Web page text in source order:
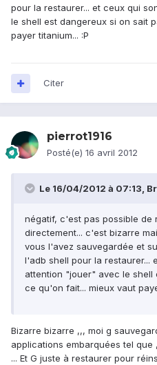
pour la restaurer... et ceux qui
le shell est dangereux si on sait
payer titanium... :P
Citer
pierrot1916
Posté(e) 16 avril 2012
Le 16/04/2012 à 07:13,
négatif, c'est pas possible de
directement... c'est bizarre
vous l'avez sauvegardée et
l'adb shell pour la restaurer...
attention "jouer" avec le shell
ce qu'on fait... mieux vaut
Bizarre bizarre ,,, moi g
applications embarquées tel
... Et G juste à restaurer pour